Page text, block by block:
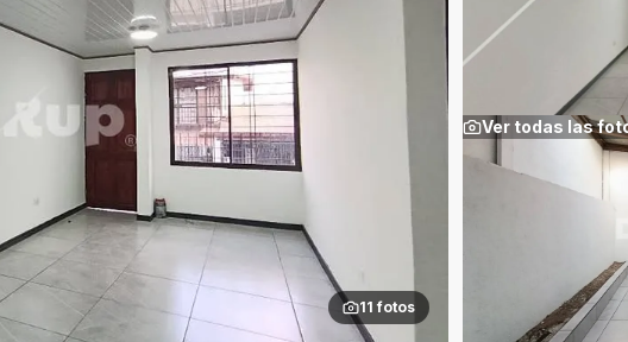
11 fotos
Ver todas las